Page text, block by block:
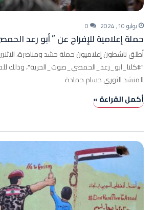
يوليو 10, 2024 0
حملة إعلامية للإفراج عن ” أبو رعد
أطلق ناشطون إعلاميون حملة حشد ومناصرة،
"#كلنا_ابو_رعد_الحمصي_صوت_الحرية"، وذلك
المنشد الثوري حسام حمادة
أكمل القراءة »